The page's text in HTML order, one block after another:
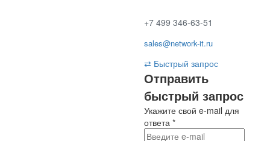
+7 499 346-63-51
sales@network-it.ru
⇄ Быстрый запрос
Отправить
быстрый запрос
Укажите свой e-mail для
ответа *